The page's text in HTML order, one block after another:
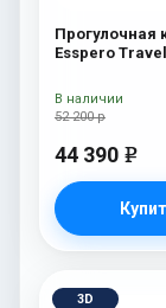
Прогулочная
Esspero
52 200 р
44 390 e
В наличии
3D